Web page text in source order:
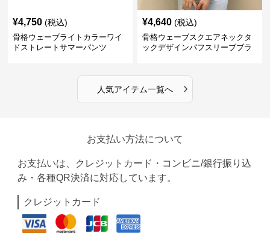
¥4,750 (税込)
骨格ウェーブライトカラーワイ
ドストレートサマーパンツ
¥4,640 (税込)
骨格ウェーブスクエアネックタ
ックデザインパフスリーブブラ
人気アイテム一覧へ ›
お支払い方法について
お支払いは、クレジットカード・コンビニ/銀行振り込
み・各種QR決済に対応しています。
クレジットカード